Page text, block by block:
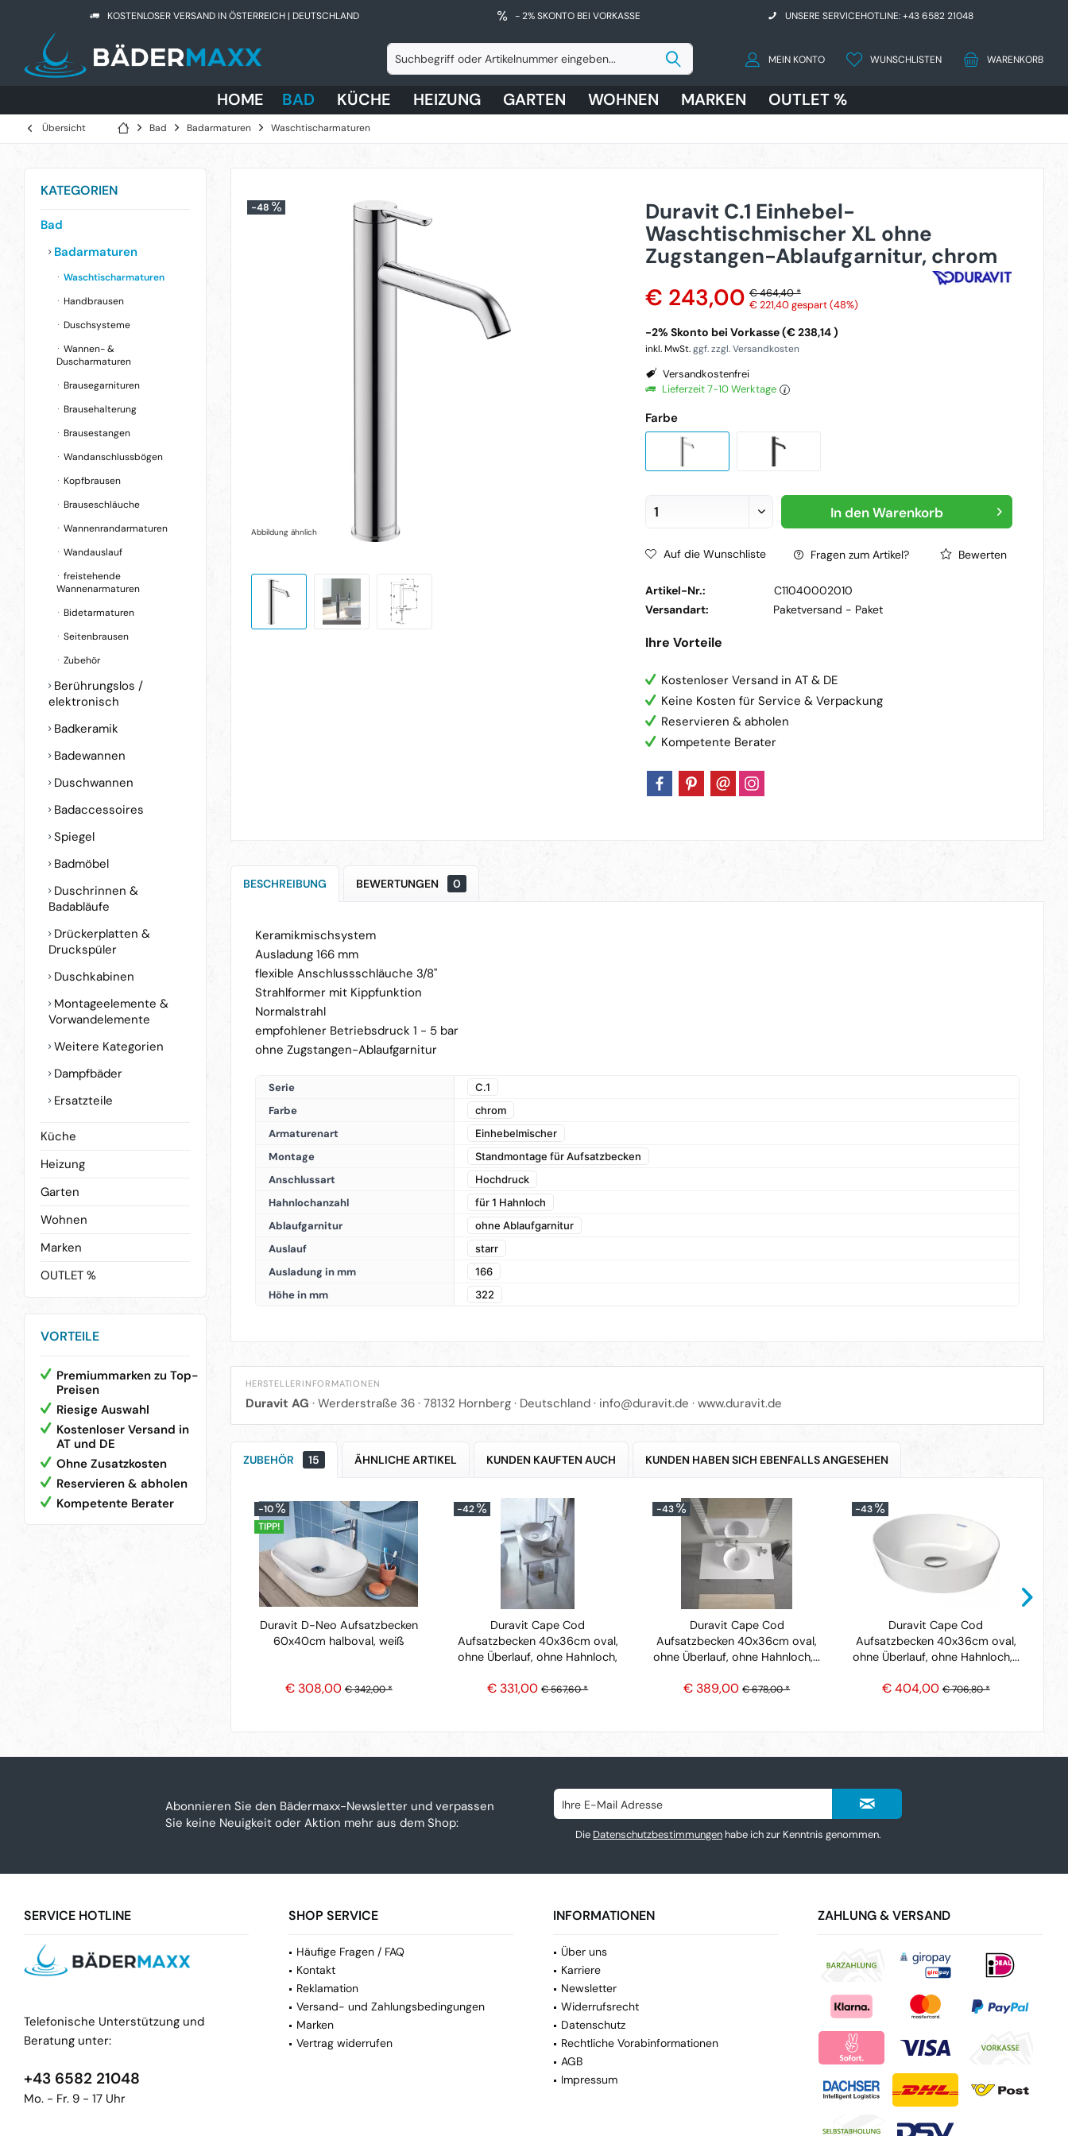
KOSTENLOSER VERSAND IN ÖSTERREICH | DEUTSCHLAND - 2% SKONTO BEI VORKASSE UNSERE SERVICEHOTLINE: +43 6582 21048
WARENKORB
WUNSCHLISTEN
MEIN KONTO
HOME BAD KÜCHE HEIZUNG GARTEN WOHNEN MARKEN OUTLET %
Übersicht Bad Badarmaturen Waschtischarmaturen
KATEGORIEN
Bad
Badarmaturen
Waschtischarmaturen
Handbrausen
Duschsysteme
Wannen- &
Duscharmaturen
Brausegarnituren
Brausehalterung
Brausestangen
Wandanschlussbögen
Kopfbrausen
Brauseschläuche
Wannenrandarmaturen
Wandauslauf
freistehende
Wannenarmaturen
Bidetarmaturen
Seitenbrausen
Zubehör
Berührungslos /
elektronisch
Badkeramik
Badewannen
Duschwannen
Badaccessoires
Spiegel
Badmöbel
Duschrinnen &
Badabläufe
Drückerplatten &
Druckspüler
Duschkabinen
Montageelemente &
Vorwandelemente
Weitere Kategorien
Dampfbäder
Ersatzteile
Küche
Heizung
Garten
Wohnen
Marken
OUTLET %
VORTEILE
Premiummarken zu Top-
Preisen
Riesige Auswahl
Kostenloser Versand in
AT und DE
Ohne Zusatzkosten
Reservieren & abholen
Kompetente Berater
-48
Abbildung ähnlich
Duravit C.1 Einhebel-
Waschtischmischer XL ohne
Zugstangen-Ablaufgarnitur, chrom
€ 243,00 € 464,40 *
€ 221,40gespart (48%)
-2% Skonto bei Vorkasse (€ 238,14 )
inkl. MwSt.ggf. zzgl. Versandkosten
Versandkostenfrei
Lieferzeit 7-10 Werktage
Farbe
In denWarenkorb
Auf die Wunschliste Fragen zum Artikel? Bewerten
Artikel-Nr.:
C11040002010
Versandart:
Paketversand - Paket
Ihre Vorteile
Kostenloser Versand in AT & DE
Keine Kosten für Service & Verpackung
Reservieren & abholen
Kompetente Berater
BESCHREIBUNG BEWERTUNGEN 0
Keramikmischsystem
Ausladung 166 mm
flexible Anschlussschläuche 3/8"
Strahlformer mit Kippfunktion
Normalstrahl
empfohlener Betriebsdruck 1 - 5 bar
ohne Zugstangen-Ablaufgarnitur
Serie C.1
Farbe chrom
Armaturenart Einhebelmischer
Montage Standmontage für Aufsatzbecken
Anschlussart Hochdruck
Hahnlochanzahl für 1 Hahnloch
Ablaufgarnitur ohne Ablaufgarnitur
Auslauf starr
Ausladung in mm 166
Höhe in mm 322
HERSTELLERINFORMATIONEN
Duravit AG · Werderstraße 36 · 78132 Hornberg · Deutschland · info@duravit.de · www.duravit.de
ZUBEHÖR 15 ÄHNLICHE ARTIKEL KUNDEN KAUFTEN AUCH KUNDEN HABEN SICH EBENFALLS ANGESEHEN
-10
TIPP!
Duravit D-Neo Aufsatzbecken
60x40cm halboval, weiß
€ 308,00 € 342,00 *
-42
Duravit Cape Cod
Aufsatzbecken 40x36cm oval,
ohne Überlauf, ohne Hahnloch,
€ 331,00 € 567,60 *
-43
Duravit Cape Cod
Aufsatzbecken 40x36cm oval,
ohne Überlauf, ohne Hahnloch,...
€ 389,00 € 678,00 *
-43
Duravit Cape Cod
Aufsatzbecken 40x36cm oval,
ohne Überlauf, ohne Hahnloch,...
€ 404,00 € 706,80 *
Abonnieren Sie den Bädermaxx-Newsletter und verpassen
Sie keine Neuigkeit oder Aktion mehr aus dem Shop:
Die Datenschutzbestimmungenhabe ich zur Kenntnis genommen.
SERVICE HOTLINE
Telefonische Unterstützung und
Beratung unter:
+43 6582 21048
Mo. - Fr. 9 - 17 Uhr
SHOP SERVICE
Häufige Fragen / FAQ
Kontakt
Reklamation
Versand- und Zahlungsbedingungen
Marken
Vertrag widerrufen
INFORMATIONEN
Über uns
Karriere
Newsletter
Widerrufsrecht
Datenschutz
Rechtliche Vorabinformationen
AGB
Impressum
ZAHLUNG & VERSAND